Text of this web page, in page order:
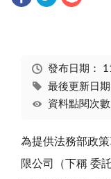
發布日期：
最後更新日
資料點閱次
為提供法務部政
限公司（下稱 委